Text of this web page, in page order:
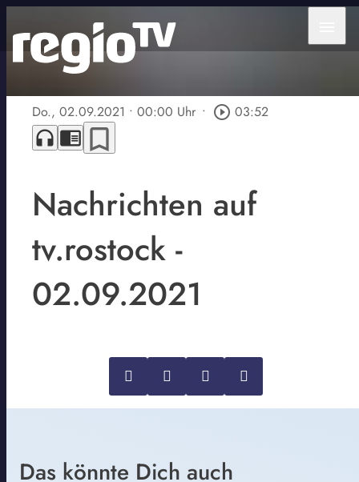
Do., 02.09.2021 • 00:00 Uhr • play_circle_outline 03:52
headphones chrome_reader_mode bookmark_border
Nachrichten auf
tv.rostock -
02.09.2021
Das könnte Dich auch